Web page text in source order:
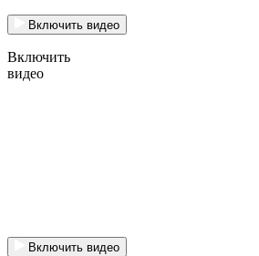
Включить видео
Включить
видео
Включить видео